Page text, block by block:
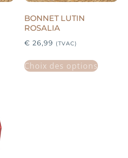
BONNET LUTIN
ROSALIA
€ 26,99 (TVAC)
Choix des options